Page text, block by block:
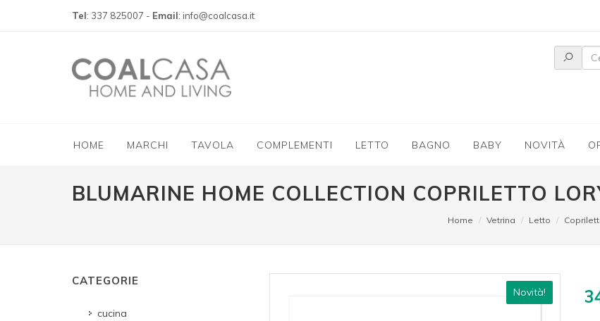
Tel: 337 825007 - Email: info@coalcasa.it
HOME MARCHI TAVOLA COMPLEMENTI LETTO BAGNO BABY NOVITÀ
BLUMARINE HOME COLLECTION COPRILETTO
Home Vetrina Letto
Novità!
CATEGORIE
cucina